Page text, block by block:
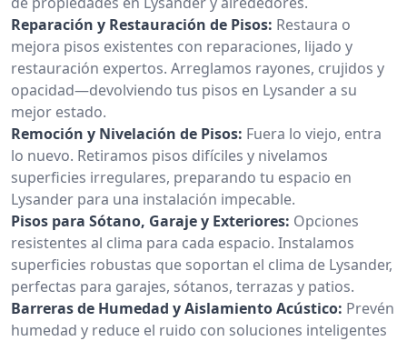
Reparación y Restauración de Pisos: Restaura o
mejora pisos existentes con reparaciones, lijado y
restauración expertos. Arreglamos rayones, crujidos y
opacidad—devolviendo tus pisos en Lysander a su
mejor estado.
Remoción y Nivelación de Pisos: Fuera lo viejo, entra
lo nuevo. Retiramos pisos difíciles y nivelamos
superficies irregulares, preparando tu espacio en
Lysander para una instalación impecable.
Pisos para Sótano, Garaje y Exteriores: Opciones
resistentes al clima para cada espacio. Instalamos
superficies robustas que soportan el clima de Lysander,
perfectas para garajes, sótanos, terrazas y patios.
Barreras de Humedad y Aislamiento Acústico: Prevén
humedad y reduce el ruido con soluciones inteligentes